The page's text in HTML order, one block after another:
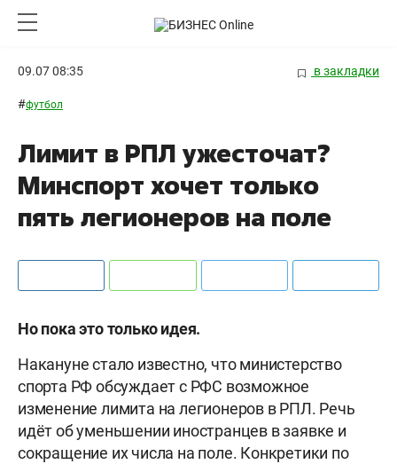
09.07 08:35 в закладки
#футбол
Лимит в РПЛ ужесточат?
Минспорт хочет только
пять легионеров на поле
Но пока это только идея.
Накануне стало известно, что министерство
спорта РФ обсуждает с РФС возможное
изменение лимита на легионеров в РПЛ. Речь
идёт об уменьшении иностранцев в заявке и
сокращение их числа на поле. Конкретики по